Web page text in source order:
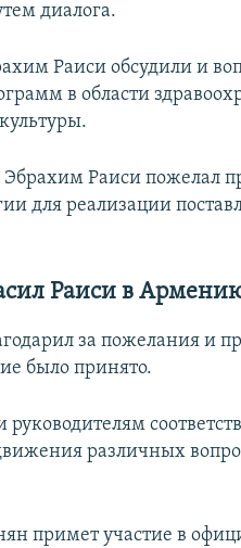
диалога.
Раиси обсудили и
в области
Эбрахим Раиси пожелал
для реализации
Раиси в
за пожелания и
было принято.
руководителям
различных
примет участие в